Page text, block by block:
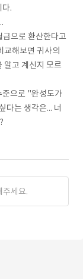
.
으로 환산한다고
교해보면 귀사의
알고 계신지 모르
준으로 "완성도가
다는 생각은... 너
주세요.